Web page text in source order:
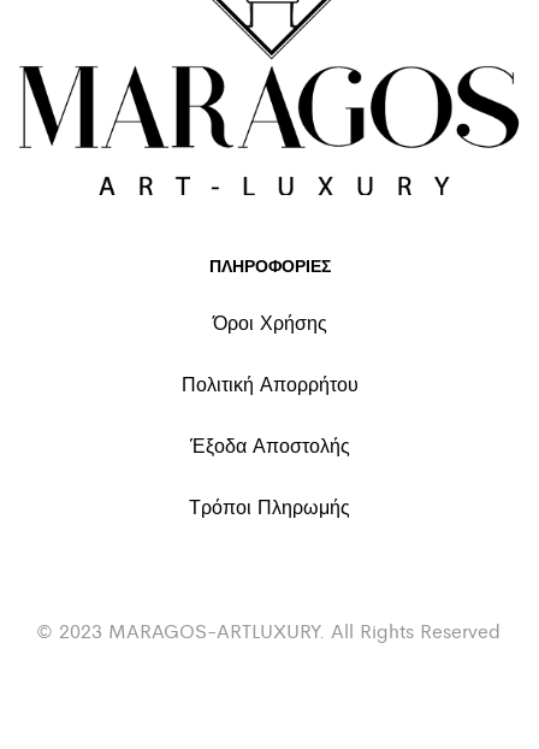
ΠΛΗΡΟΦΟΡΙΕΣ
Όροι Χρήσης
Πολιτική Απορρήτου
Έξοδα Αποστολής
Τρόποι Πληρωμής
© 2023 MARAGOS-ARTLUXURY. All Rights Reserved